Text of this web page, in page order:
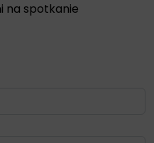
na spotkanie